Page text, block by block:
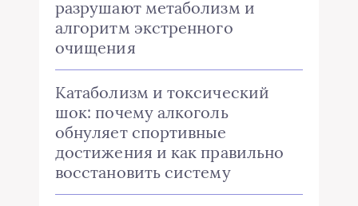
разрушают метаболизм и
алгоритм экстренного
очищения
Катаболизм и токсический
шок: почему алкоголь
обнуляет спортивные
достижения и как правильно
восстановить систему